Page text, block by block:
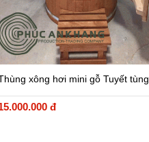
xông hơi mini gỗ Tuyết tùng
đ